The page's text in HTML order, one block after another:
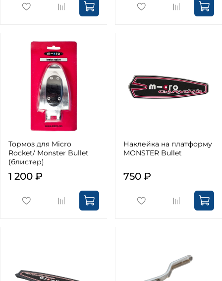
Тормоз для Micro
Rocket/ Monster Bullet
(блистер)
1 200 ₽
Наклейка на платформу
MONSTER Bullet
750 ₽